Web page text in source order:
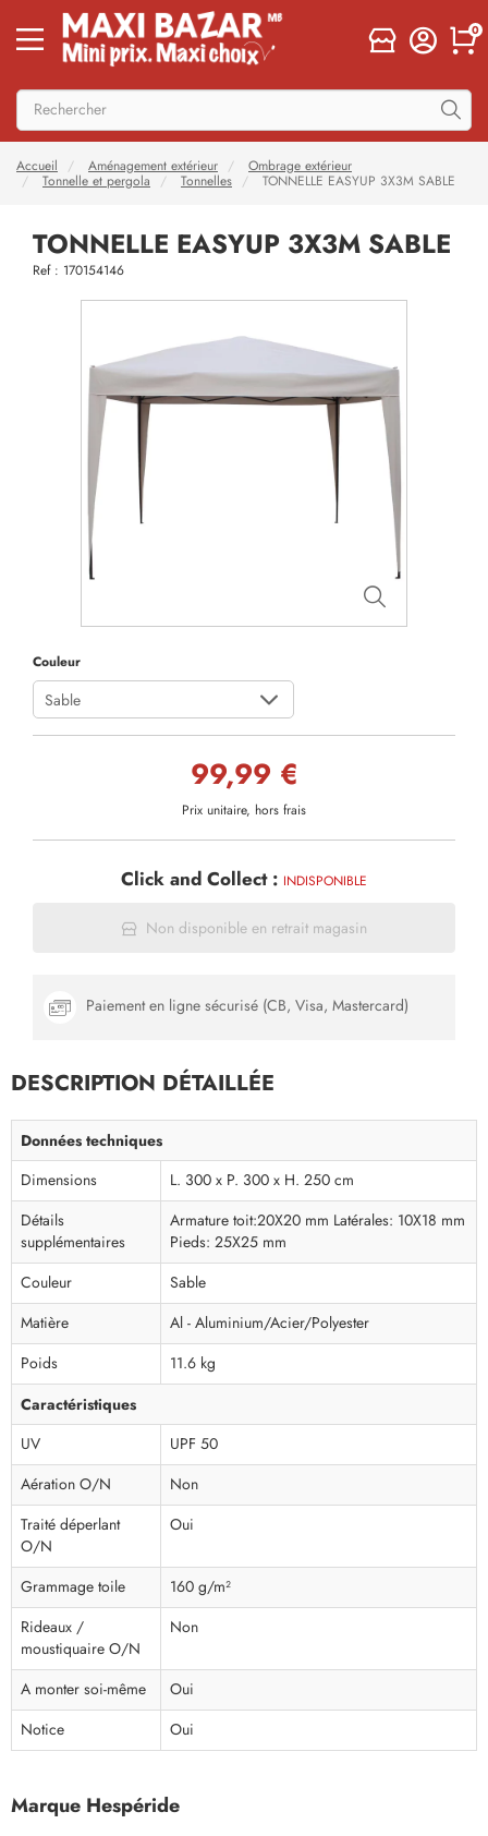
0
Accueil Aménagement extérieur
Ombrage extérieur
Tonnelle et pergola
Tonnelles TONNELLE EASYUP 3X3M SABLE
TONNELLE EASYUP 3X3M SABLE
Ref : 170154146
Couleur
Sable
99,99 €
Prix unitaire, hors frais
Click and Collect : INDISPONIBLE
Non disponible en retrait magasin
Paiement en ligne sécurisé (CB, Visa, Mastercard)
DESCRIPTION DÉTAILLÉE
Données techniques
Dimensions
L. 300 x P. 300 x H. 250 cm
Détails
supplémentaires
Armature toit:20X20 mm Latérales: 10X18 mm
Pieds: 25X25 mm
Couleur
Sable
Matière
Al - Aluminium/Acier/Polyester
Poids
11.6 kg
Caractéristiques
UV
UPF 50
Aération O/N
Non
Traité déperlant
O/N
Oui
Grammage toile
160 g/m²
Rideaux /
moustiquaire O/N
Non
A monter soi-même
Oui
Notice
Oui
Marque Hespéride